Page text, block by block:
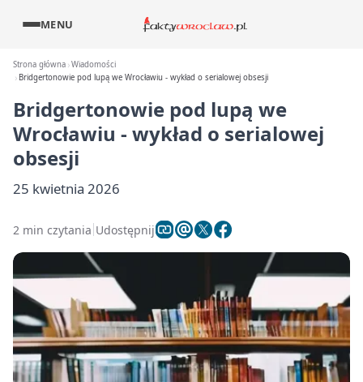
MENU
Strona główna Wiadomości
Bridgertonowie pod lupą we Wrocławiu - wykład o serialowej obsesji
Bridgertonowie pod lupą we
Wrocławiu - wykład o serialowej
obsesji
25 kwietnia 2026
2 min czytania Udostępnij